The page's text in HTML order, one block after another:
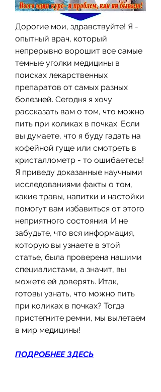
Дорогие мои, здравствуйте! Я -
опытный врач, который
непрерывно ворошит все самые
темные уголки медицины в
поисках лекарственных
препаратов от самых разных
болезней. Сегодня я хочу
рассказать вам о том, что можно
пить при коликах в почках. Если
вы думаете, что я буду гадать на
кофейной гуще или смотреть в
кристаллометр - то ошибаетесь!
Я приведу доказанные научными
исследованиями факты о том,
какие травы, напитки и настойки
помогут вам избавиться от этого
неприятного состояния. И не
забудьте, что вся информация,
которую вы узнаете в этой
статье, была проверена нашими
специалистами, а значит, вы
можете ей доверять. Итак,
готовы узнать, что можно пить
при коликах в почках? Тогда
пристегните ремни, мы вылетаем
в мир медицины!
ПОДРОБНЕЕ ЗДЕСЬ